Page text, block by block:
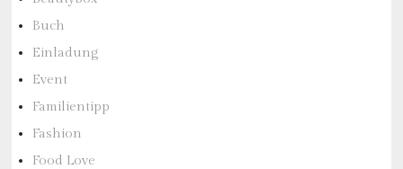
Buch
Einladung
Event
Familientipp
Fashion
Food Love